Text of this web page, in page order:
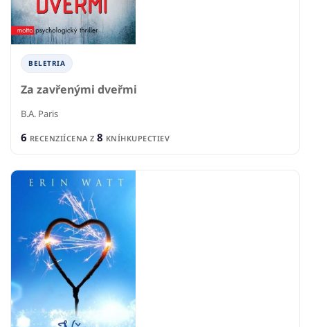
BELETRIA
Za zavřenými dveřmi
B.A. Paris
6 RECENZIÍCENA Z 8 KNÍHKUPECTIEV